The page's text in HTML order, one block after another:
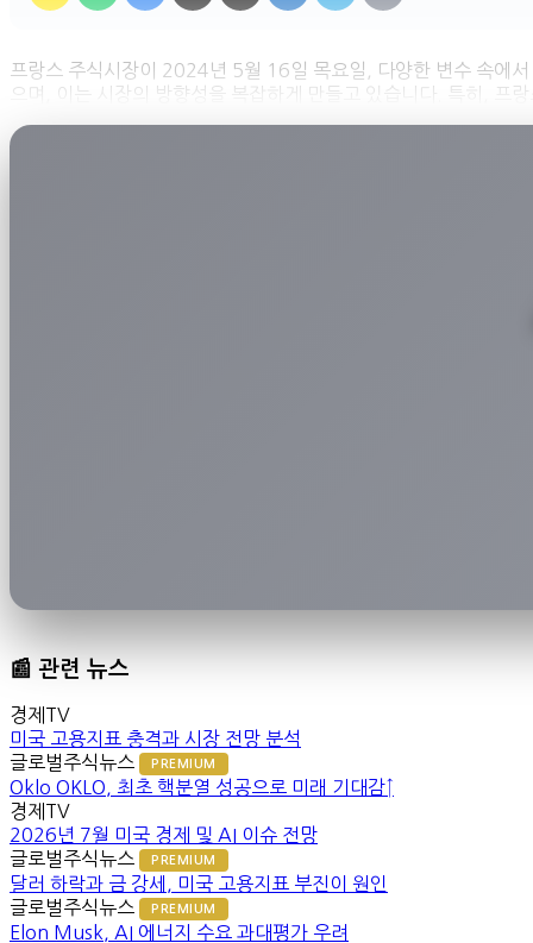
프랑스 주식시장이 2024년 5월 16일 목요일, 다양한 변수 속에
으며, 이는 시장의 방향성을 복잡하게 만들고 있습니다. 특히,
📰 관련 뉴스
경제TV
미국 고용지표 충격과 시장 전망 분석
글로벌주식뉴스
PREMIUM
Oklo OKLO, 최초 핵분열 성공으로 미래 기대감↑
경제TV
2026년 7월 미국 경제 및 AI 이슈 전망
글로벌주식뉴스
PREMIUM
달러 하락과 금 강세, 미국 고용지표 부진이 원인
글로벌주식뉴스
PREMIUM
Elon Musk, AI 에너지 수요 과대평가 우려